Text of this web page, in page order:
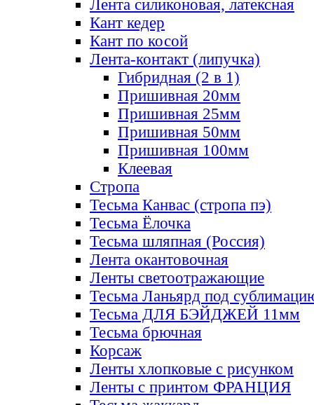
Лента силиконовая, латексная
Кант кедер
Кант по косой
Лента-контакт (липучка)
Гибридная (2 в 1)
Пришивная 20мм
Пришивная 25мм
Пришивная 50мм
Пришивная 100мм
Клеевая
Стропа
Тесьма Канвас (стропа пэ)
Тесьма Ёлочка
Тесьма шляпная (Россия)
Лента окантовочная
Ленты светоотражающие
Тесьма Ланьярд под
Тесьма ДЛЯ БЭЙДЖЕЙ 11мм
Тесьма брючная
Корсаж
Ленты хлопковые с рисунком
Ленты с принтом ФРАНЦИЯ